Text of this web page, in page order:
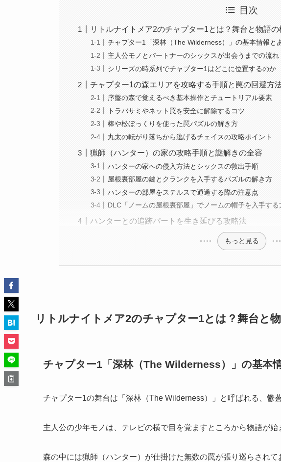
目次
リトルナイトメア2のチャプター1とは？舞台と物語の
チャプター1「深林（The Wilderness）」の基本情報と
主人公モノとパートナーのシックスが出会うまでの流れ
シリーズの時系列でチャプター1はどこに位置するのか
チャプター1の森エリアを攻略する手順と罠の回避方
序盤の森で覚えるべき基本操作とチュートリアル要素
トラバサミやネット罠を安全に解除するコツ
棒や松ぼっくりを使った罠パズルの解き方
丸太の転がり落ちから逃げるチェイスの攻略ポイント
猟師（ハンター）の家の攻略手順と謎解きの全容
ハンターの家への侵入方法とシックスの救出手順
屋根裏部屋の鍵とクランクを入手するパズルの解き方
ハンターの部屋をステルスで通過する際の注意点
DLC「ノームの屋根裏部屋」でノームの帽子を入手する
ハンターとの追跡パートを生き延びる攻略法
もっと見る
リトルナイトメア2のチャプター1とは？舞台と
チャプター1「深林（The Wilderness）」の基本
チャプター1の舞台は「深林（The Wilderness）」と呼ばれる、鬱
主人公の少年モノは、テレビの横で目を覚ますところから物語が始
森の中には猟師（ハンター）が仕掛けた無数の罠が張り巡らされ